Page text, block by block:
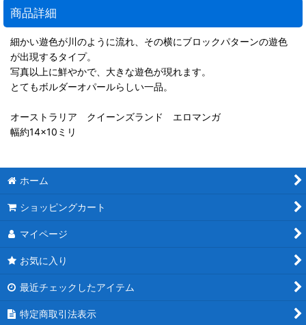
商品詳細
細かい遊色が川のように流れ、その横にブロックパターンの遊色
が出現するタイプ。
写真以上に鮮やかで、大きな遊色が現れます。
とてもボルダーオパールらしい一品。
オーストラリア クイーンズランド エロマンガ
幅約14×10ミリ
ホーム
ショッピングカート
マイページ
お気に入り
最近チェックしたアイテム
特定商取引法表示